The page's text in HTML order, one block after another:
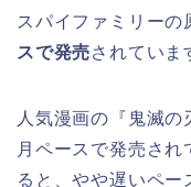
スパイファミリーの
スで発売されていま
人気漫画の『鬼滅
月ペースで発売さ
ると、やや遅いペー